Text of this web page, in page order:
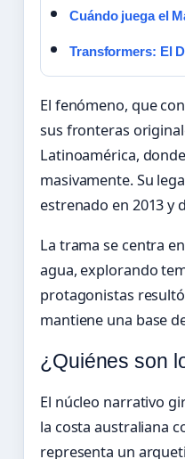
Cuándo juega el
Transformers: El
El fenómeno, que
sus fronteras
Latinoamérica,
masivamente. Su
estrenado en 2013 y
La trama se centra
agua, explorando
protagonistas
mantiene una base
¿Quiénes son
El núcleo narrativo
la costa australiana
representa un